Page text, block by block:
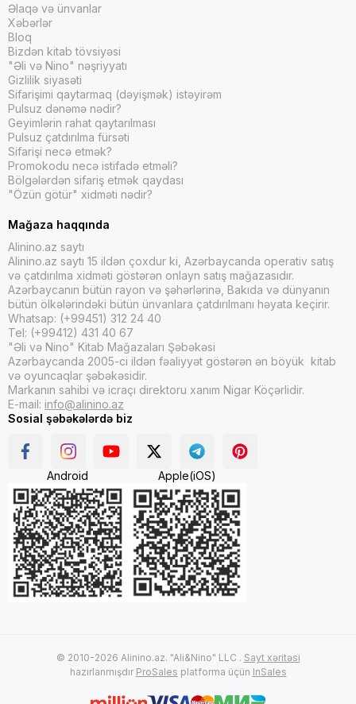
Əlaqə və ünvanlar
Xəbərlər
Bloq
Bizdən kitab tövsiyəsi
"Əli və Nino" nəşriyyatı
Gizlilik siyasəti
Sifarişimi qaytarmaq (dəyişmək) istəyirəm
Pulsuz dənəmə nədir?
Geyimlərin rahat qaytarılması
Pulsuz çatdırılma fürsəti
Sifarişi necə etmək?
Promokodu necə istifadə etməli?
Bölgələrdən sifariş etmək qaydası
"Özün götür" xidməti nədir?
Mağaza haqqında
Alinino.az saytı
Alinino.az saytı 15 ildən çoxdur ki, Azərbaycanda operativ satış
və çatdırılma xidməti göstərən onlayn satış mağazasıdır.
Azərbaycanın bütün rayon və şəhərlərinə, Bakıda və dünyanın
bütün ölkələrindəki bütün ünvanlara çatdırılmanı həyata keçirir.
Whatsap: (+99451) 312 24 40
Tel: (+99412) 431 40 67
"Əli və Nino" Kitab Mağazaları Şəbəkəsi
Azərbaycanda 2005-ci ildən fəaliyyət göstərən ən böyük kitab
və oyuncaqlar şəbəkəsidir.
Markanın sahibi və icraçı direktoru xanım Nigar Köçərlidir.
E-mail: info@alinino.az
Sosial şəbəkələrdə biz
Android Apple(iOS)
© 2010-2026 Alinino.az. "Ali&Nino" LLC . Sayt xəritəsi
hazırlanmışdır ProSales platforma üçün InSales